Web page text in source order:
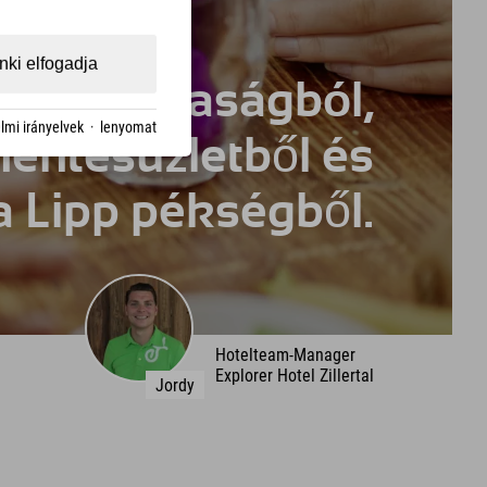
gazdaságból,
és
Lipp pékségből.
Jordy
Hotelteam-Manager
Explorer Hotel Zillertal
elfogadja
irányelvek · lenyomat